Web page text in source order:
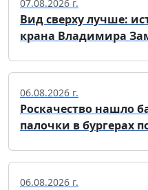
07.08.2026 г.
Вид сверху лучше:
крана Владимира
06.08.2026 г.
Роскачество нашло
палочки в бургерах
06.08.2026 г.